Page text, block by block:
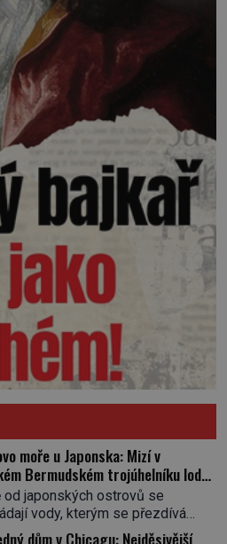
moře u Japonska: Mizí v
Bermudském trojúhelníku lodě
neznámé síly?
od japonských ostrovů se
vody, kterým se přezdívá
moře. Vypráví se o lodích
dům v Chicagu: Nejděsivější